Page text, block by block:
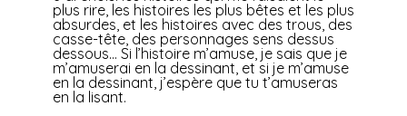
plus rire, les histoires les plus bêtes et les plus
absurdes, et les histoires avec des trous, des
casse-tête, des personnages sens dessus
dessous… Si l’histoire m’amuse, je sais que je
m’amuserai en la dessinant, et si je m’amuse
en la dessinant, j’espère que tu t’amuseras
en la lisant.